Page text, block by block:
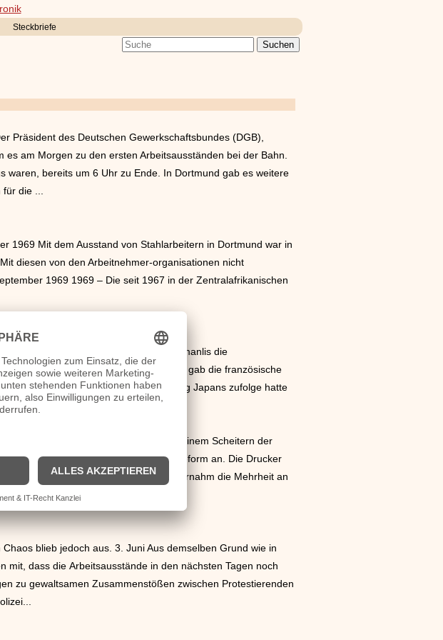
Steckbriefe
Präsident des Deutschen Gewerkschaftsbundes (DGB),
am Morgen zu den ersten Arbeitsausständen bei der Bahn.
waren, bereits um 6 Uhr zu Ende. In Dortmund gab es weitere
die ...
1969 Mit dem Ausstand von Stahlarbeitern in Dortmund war in
diesen von den Arbeitnehmer-organisationen nicht
1969 1969 – Die seit 1967 in der Zentralafrikanischen
Damit wollte Ministerpräsident Karamanlis die
in zahlreichen Haftanstalten gab die französische
August Verlautbarungen der Regierung Japans zufolge hatte
Die deutsche Regierung zog bei einem Scheitern der
Gewerkschaft gegen die Pensionsreform an. Die Drucker
Brauerei-Riese „Heineken“ übernahm die Mehrheit an
blieb jedoch aus. 3. Juni Aus demselben Grund wie in
dass die Arbeitsausstände in den nächsten Tagen noch
zu gewaltsamen Zusammenstößen zwischen Protestierenden